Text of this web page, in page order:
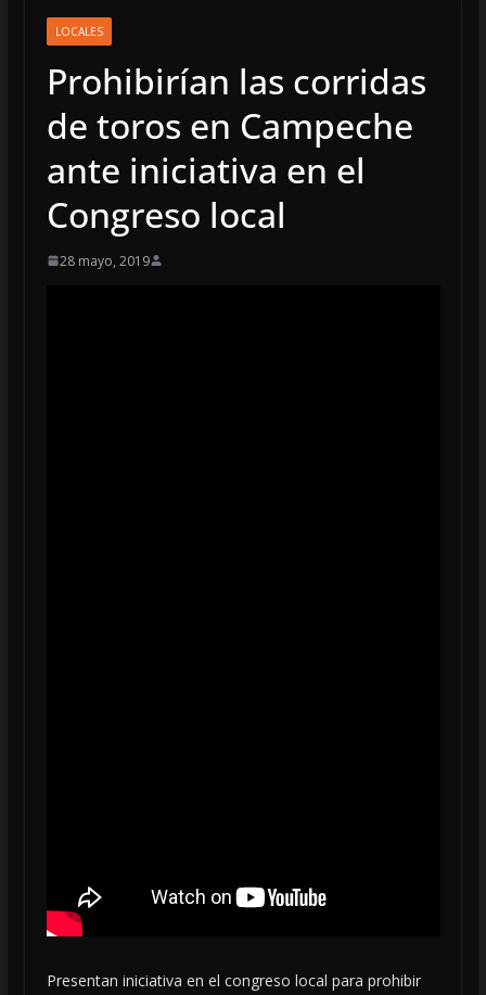
LOCALES
Prohibirían las corridas
de toros en Campeche
ante iniciativa en el
Congreso local
28 mayo, 2019
Presentan iniciativa en el congreso local para prohibir